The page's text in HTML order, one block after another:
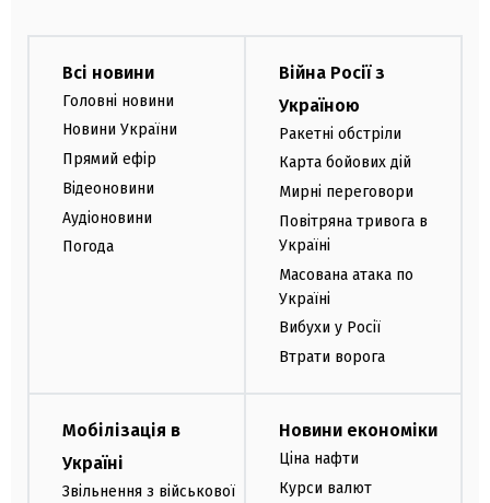
Всі новини
Головні новини
Новини України
Прямий ефір
Відеоновини
Аудіоновини
Погода
Війна Росії з
Україною
Ракетні обстріли
Карта бойових дій
Мирні переговори
Повітряна тривога в
Україні
Масована атака по
Україні
Вибухи у Росії
Втрати ворога
Мобілізація в
Україні
Звільнення з військової
Новини економіки
Ціна нафти
Курси валют